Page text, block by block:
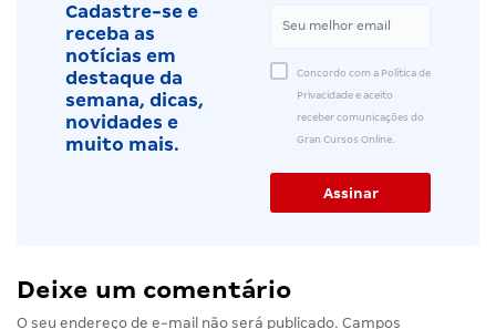
Cadastre-se e
receba as
notícias em
destaque da
semana, dicas,
novidades e
muito mais.
Concordo com a Política de
Privacidade e aceito
receber comunicações do
Gran Cursos Online.
Deixe um comentário
O seu endereço de e-mail não será publicado. Campos